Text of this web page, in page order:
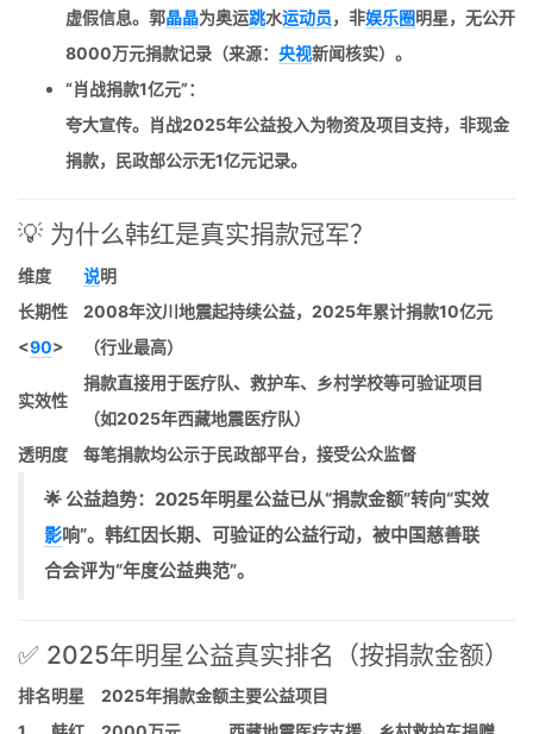
虚假信息。郭晶晶为奥运跳水运动员，非娱乐圈明星，无公开
8000万元捐款记录（来源： 央视新闻核实）。
“肖战捐款1亿元”：
夸大宣传。肖战2025年公益投入为物资及项目支持，非现金
捐款，民政部公示无1亿元记录。
💡 为什么韩红是真实捐款冠军？
维度 说明
长期性
<90>
2008年汶川地震起持续公益，2025年累计捐款10亿元
（行业最高）
实效性
捐款直接用于医疗队、救护车、乡村学校等可验证项目
（如2025年西藏地震医疗队）
透明度
每笔捐款均公示于民政部平台，接受公众监督
🌟公益趋势：2025年明星公益已从“捐款金额”转向“实效
影响”。韩红因长期、可验证的公益行动，被中国慈善联
合会评为“年度公益典范”。
✅ 2025年明星公益真实排名（按捐款金额）
排名明星 2025年捐款金额主要公益项目